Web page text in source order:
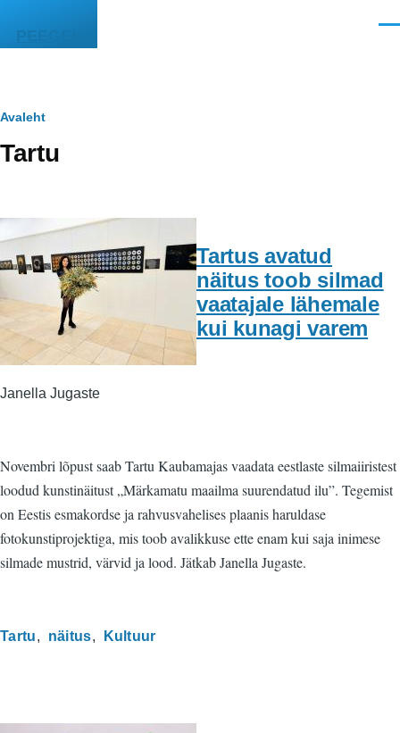
PEEGEL
Leivapuru
Avaleht
Tartu
Tartus avatud
näitus toob silmad
vaatajale lähemale
kui kunagi varem
Janella Jugaste
Novembri lõpust saab Tartu Kaubamajas vaadata eestlaste silmaiiristest
loodud kunstinäitust „Märkamatu maailma suurendatud ilu”. Tegemist
on Eestis esmakordse ja rahvusvahelises plaanis haruldase
fotokunstiprojektiga, mis toob avalikkuse ette enam kui saja inimese
silmade mustrid, värvid ja lood. Jätkab Janella Jugaste.
Tartu näitus Kultuur